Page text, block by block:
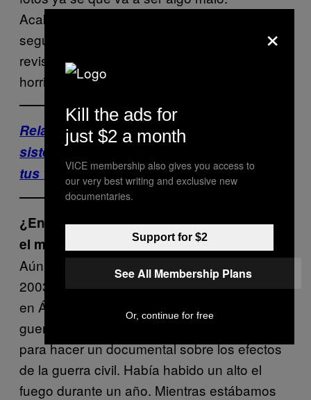
Acabamos de hacer una en esta gira, en el
segundo día. Hace apenas dos días salió la
revista y pude ver las imágenes y salgo
horrible.
Relacionados: Este hombre inventó un
sistema para subirle a la música sin que
tus vecinos lo noten
¿En qué punto de tu vida has sentido que
el miedo te superó?
Aún hoy en día, esa sensación ocurrió en
2003 o en 2004, cuando estaba en el Congo,
en África, y quedamos atrapados en la
guerra civil que había estallado. Fuimos allí
para hacer un documental sobre los efectos
de la guerra civil. Había habido un alto el
fuego durante un año. Mientras estábamos
×
Kill the ads for
just $2 a month
VICE membership also gives you access to
our very best writing and exclusive new
documentaries.
Support for $2
See All Membership Plans
Or, continue for free